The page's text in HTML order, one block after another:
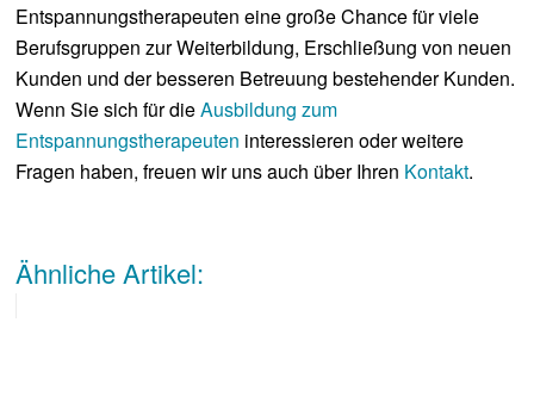
Entspannungstherapeuten eine große Chance für viele
Berufsgruppen zur Weiterbildung, Erschließung von neuen
Kunden und der besseren Betreuung bestehender Kunden.
Wenn Sie sich für dieAusbildung zum
Entspannungstherapeuten interessieren oder weitere
Fragen haben, freuen wir uns auch über Ihren Kontakt.
Ähnliche Artikel: